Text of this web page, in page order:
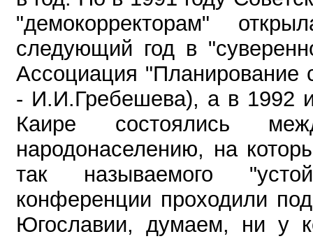
"демокорректорам"
следующий год в
Ассоциация "Планирование
- И.И.Гребешева), а в 1992
Каире состоялись
народонаселению, на
так называемого
конференции проходили
Югославии, думаем, ни у